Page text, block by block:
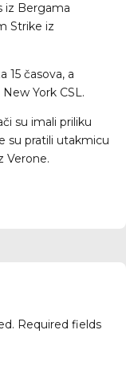
iz Bergama
Strike iz
15 časova, a
York CSL.
su imali priliku
su pratili utakmicu
Verone.
Required fields